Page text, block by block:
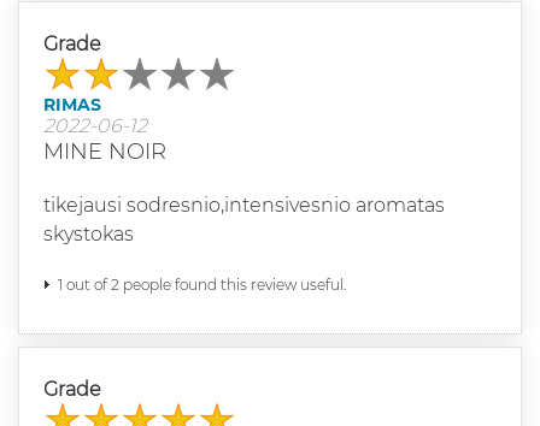
Grade
RIMAS
2022-06-12
MINE NOIR
tikejausi sodresnio,intensivesnio aromatas
skystokas
1 out of 2 people found this review useful.
Grade